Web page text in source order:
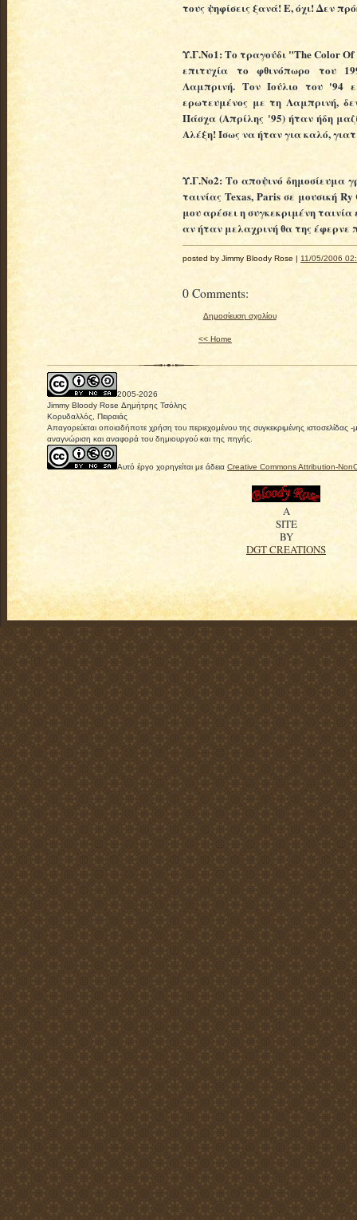
τους ψηφίσεις ξανά! Ε, όχι! Δεν
Υ.Γ.Νο1: Το τραγούδι "The Color
επιτυχία το φθινόπωρο του
Λαμπρινή. Τον Ιούλιο του '94
ερωτευμένος με τη Λαμπρινή,
Πάσχα (Απρίλης '95) ήταν ήδη
Αλέξη! Ίσως να ήταν για καλό,
Υ.Γ.Νο2: Το αποψινό δημοσίευμα
ταινίας Texas, Paris σε μουσική
μου αρέσει η συγκεκριμένη
αν ήταν μελαχρινή θα της έφερνε
posted by Jimmy Bloody Rose | 11/05/2006
0 Comments:
Δημοσίευση σχολίου
<< Home
2005-2026
Jimmy Bloody Rose Δημήτρης Τσόλης
Κορυδαλλός, Πειραιάς
Απαγορεύεται οποιαδήποτε χρήση του περιεχομένου της συγκεκριμένης
αναγνώριση και αναφορά του δημιουργού και της πηγής.
Αυτό έργο χορηγείται με άδεια Creative Commons Attribution-
A
SITE
BY
DGT CREATIONS